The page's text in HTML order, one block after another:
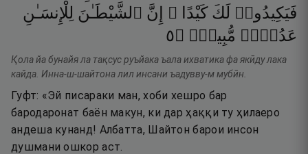
فَيَكِيدُوا۟ لَكَ كَيْدًا ۖ إِنَّ ٱلشَّيْطَـٰنَ لِلْإِنسَـٰنِ
عَدُوٌّۭ مُّبِينٌۭ ۝٥
Қола йа бунайя ла тақсус руъйака ъала ихватика фа якӣду лака
кайда. Инна-ш-шайтона лил инсани ъадувву-м мубӣн.
Гуфт: «Эй писараки ман, хоби хешро бар
бародаронат баён макун, ки дар ҳаққи ту ҳилаеро
андеша кунанд! Албатта, Шайтон барои инсон
душмани ошкор аст.